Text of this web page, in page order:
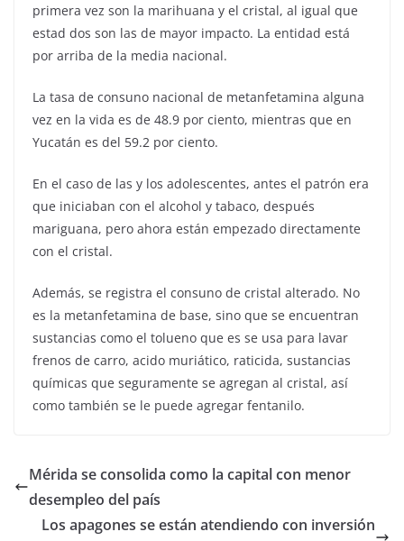
primera vez son la marihuana y el cristal, al igual que
estad dos son las de mayor impacto. La entidad está
por arriba de la media nacional.
La tasa de consuno nacional de metanfetamina alguna
vez en la vida es de 48.9 por ciento, mientras que en
Yucatán es del 59.2 por ciento.
En el caso de las y los adolescentes, antes el patrón era
que iniciaban con el alcohol y tabaco, después
mariguana, pero ahora están empezado directamente
con el cristal.
Además, se registra el consuno de cristal alterado. No
es la metanfetamina de base, sino que se encuentran
sustancias como el tolueno que es se usa para lavar
frenos de carro, acido muriático, raticida, sustancias
químicas que seguramente se agregan al cristal, así
como también se le puede agregar fentanilo.
Mérida se consolida como la capital con menor
desempleo del país
Los apagones se están atendiendo con inversión